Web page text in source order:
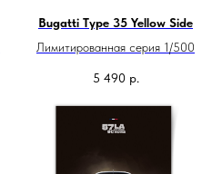
Bugatti Type 35 Yellow Side
Лимитированная серия 1/500
5 490 р.